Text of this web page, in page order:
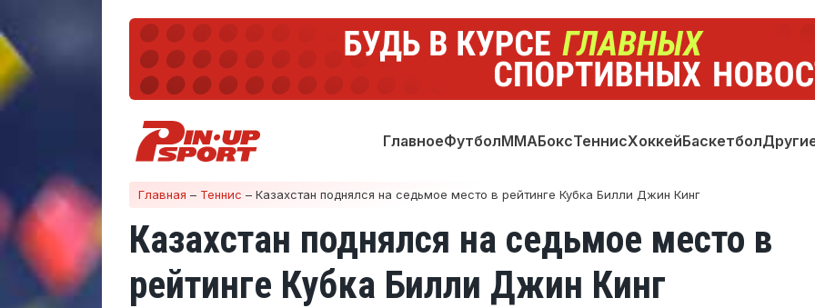
ГлавноеФутболММАБоксТеннисХоккейБаскетбол
Главная – Теннис – Казахстан поднялся на седьмое место в рейтинге Кубка Билли Джин Кинг
Казахстан поднялся на седьмое место в
рейтинге Кубка Билли Джин Кинг